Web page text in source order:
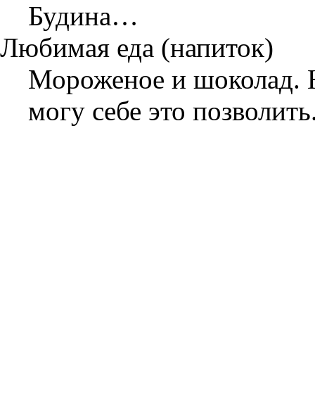
Будина…
Любимая еда (напиток)
Мороженое и шоколад.
могу себе это